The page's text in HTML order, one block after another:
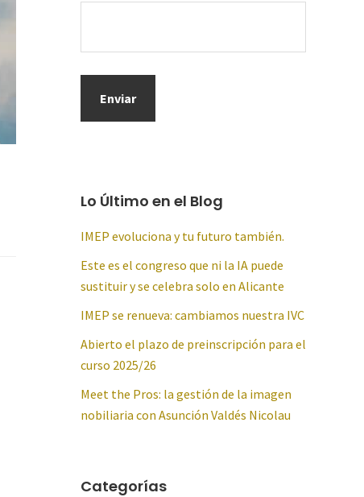
Lo Último en el Blog
IMEP evoluciona y tu futuro también.
Este es el congreso que ni la IA puede
sustituir y se celebra solo en Alicante
IMEP se renueva: cambiamos nuestra IVC
Abierto el plazo de preinscripción para el
curso 2025/26
Meet the Pros: la gestión de la imagen
nobiliaria con Asunción Valdés Nicolau
Categorías